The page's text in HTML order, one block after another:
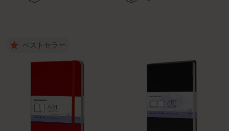
ベストセラー